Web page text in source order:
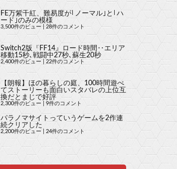
FE万紫千紅、難易度が｢ノーマル｣と｢ハ
ード｣のみの模様
3,500件のビュー|28件のコメント
Switch2版『FF14』ロード時間‥エリア
移動15秒､戦闘中27秒､蘇生20秒
2,400件のビュー|22件のコメント
【朗報】ほの暮らしの庭、100時間遊べ
てストーリーも面白いスタバレの上位互
換だとまじで好評
2,300件のビュー 9件のコメント
パラノマサイトっていうゲームを2作連
続クリアした
2,200件のビュー | 24件のコメント